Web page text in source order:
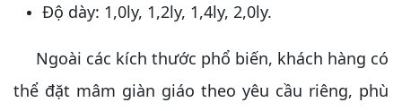
Độ dày: 1,0ly, 1,2ly, 1,4ly, 2,0ly.
Ngoài các kích thước phổ biến, khách hàng có
thể đặt mâm giàn giáo theo yêu cầu riêng, phù